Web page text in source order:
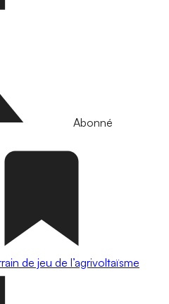
Abonné
de jeu de l’agrivoltaïsme